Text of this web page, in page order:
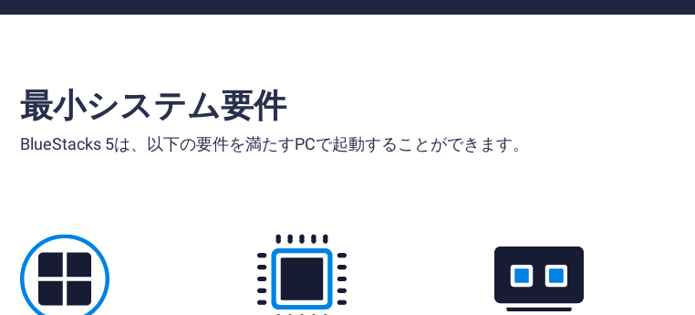
最小システム要件
BlueStacks 5は、以下の要件を満たすPCで起動することができます。